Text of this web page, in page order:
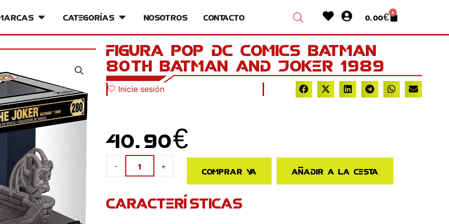
Open MarcasCategorías Open Categorías
Nosotros Contacto HeartUser-
circle
0.00€ 0
Cart
Figura POP DC Comics Batman
80th Batman and Joker 1989
Inicie sesión
40.90€
-
POP
Comics
+ Comprar ya Añadir a la cesta
CARACTERÍSTICAS